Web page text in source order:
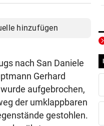
hinzufügen
nach San Daniele
Gerhard
aufgebrochen,
der umklappbaren
gestohlen.